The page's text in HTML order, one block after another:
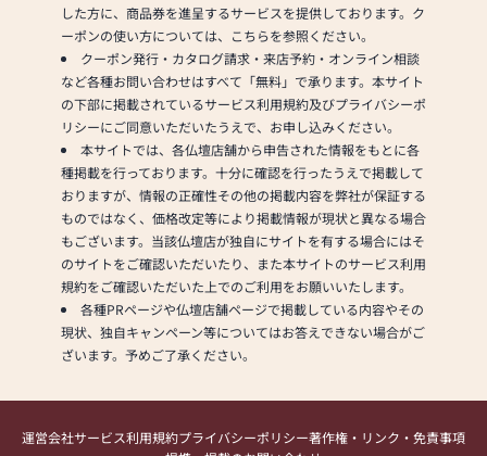
した方に、商品券を進呈するサービスを提供しております。ク
ーポンの使い方については、こちらを参照ください。
クーポン発行・カタログ請求・来店予約・オンライン相談
など各種お問い合わせはすべて「無料」で承ります。本サイト
の下部に掲載されているサービス利用規約及びプライバシーポ
リシーにご同意いただいたうえで、お申し込みください。
本サイトでは、各仏壇店舗から申告された情報をもとに各
種掲載を行っております。十分に確認を行ったうえで掲載して
おりますが、情報の正確性その他の掲載内容を弊社が保証する
ものではなく、価格改定等により掲載情報が現状と異なる場合
もございます。当該仏壇店が独自にサイトを有する場合にはそ
のサイトをご確認いただいたり、また本サイトのサービス利用
規約をご確認いただいた上でのご利用をお願いいたします。
各種PRページや仏壇店舗ページで掲載している内容やその
現状、独自キャンペーン等についてはお答えできない場合がご
ざいます。予めご了承ください。
運営会社サービス利用規約プライバシーポリシー著作権・リンク・免責事項